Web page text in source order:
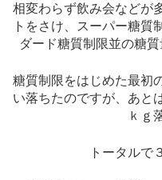
相変わらず飲み会などが
トをさけ、スーパー糖質
ダード糖質制限並の糖
糖質制限をはじめた最初
い落ちたのですが、あと
ｋｇ
トータルで